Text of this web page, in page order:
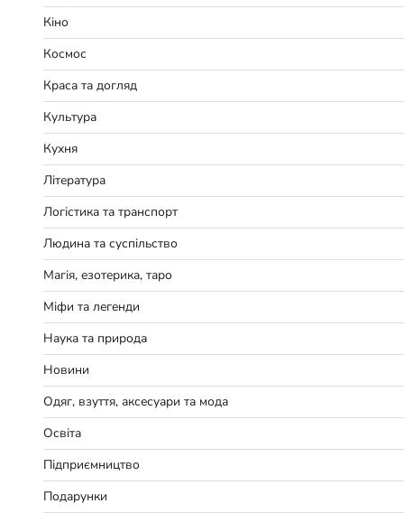
Кіно
Космос
Краса та догляд
Культура
Кухня
Література
Логістика та транспорт
Людина та суспільство
Магія, езотерика, таро
Міфи та легенди
Наука та природа
Новини
Одяг, взуття, аксесуари та мода
Освіта
Підприємництво
Подарунки